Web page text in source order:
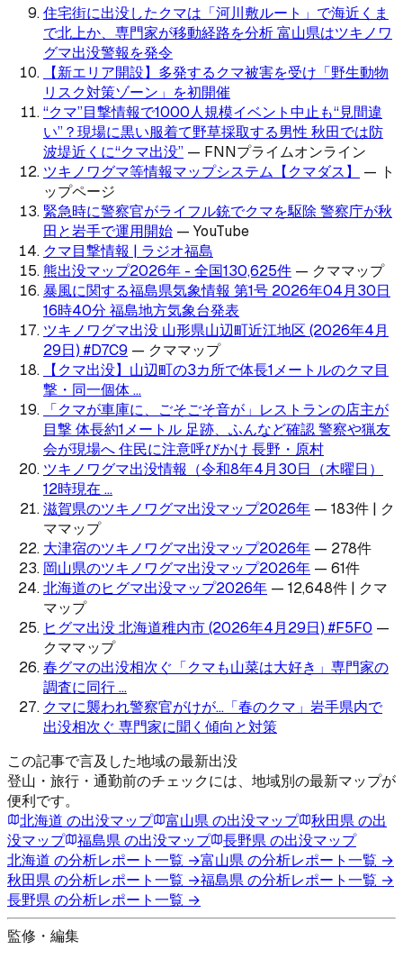
住宅街に出没したクマは「河川敷ルート」で海近くま
で北上か、専門家が移動経路を分析 富山県はツキノワ
グマ出没警報を発令
【新エリア開設】多発するクマ被害を受け「野生動物
リスク対策ゾーン」を初開催
“クマ”目撃情報で1000人規模イベント中止も“見間違
い”？現場に黒い服着て野草採取する男性 秋田では防
波堤近くに“クマ出没” — FNNプライムオンライン
ツキノワグマ等情報マップシステム【クマダス】
— ト
ップページ
緊急時に警察官がライフル銃でクマを駆除 警察庁が秋
田と岩手で運用開始 — YouTube
クマ目撃情報 | ラジオ福島
熊出没マップ2026年 - 全国130,625件 — クママップ
暴風に関する福島県気象情報 第1号 2026年04月30日
16時40分 福島地方気象台発表
ツキノワグマ出没 山形県山辺町近江地区 (2026年4月
29日) #D7C9 — クママップ
【クマ出没】山辺町の3カ所で体長1メートルのクマ目
撃・同一個体 ...
「クマが車庫に、ごそごそ音が」レストランの店主が
目撃 体長約1メートル 足跡、ふんなど確認 警察や猟友
会が現場へ 住民に注意呼びかけ 長野・原村
ツキノワグマ出没情報（令和8年4月30日（木曜日）
12時現在 ...
滋賀県のツキノワグマ出没マップ2026年 — 183件 | ク
ママップ
大津宿のツキノワグマ出没マップ2026年 — 278件
岡山県のツキノワグマ出没マップ2026年 — 61件
北海道のヒグマ出没マップ2026年 — 12,648件 | クマ
マップ
ヒグマ出没 北海道稚内市 (2026年4月29日) #F5F0 —
クママップ
春グマの出没相次ぐ「クマも山菜は大好き」専門家の
調査に同行 ...
クマに襲われ警察官がけが…「春のクマ」岩手県内で
出没相次ぐ 専門家に聞く傾向と対策
この記事で言及した地域の最新出没
登山・旅行・通勤前のチェックには、地域別の最新マップが
便利です。
北海道 の出没マップ 富山県の出没マップ 秋田県の出
没マップ
福島県の出没マップ 長野県の出没マップ
北海道 の分析レポート一覧 →富山県の分析レポート一覧 →
秋田県の分析レポート一覧 →福島県の分析レポート一覧 →
長野県の分析レポート一覧 →
監修・編集